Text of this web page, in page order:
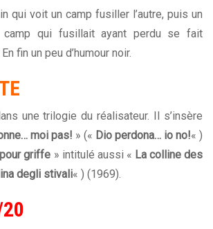
qui voit un camp fusiller l’autre, puis un
camp qui fusillait ayant perdu se fait
fin un peu d’humour noir.
une trilogie du réalisateur. Il s’insère
moi pas! » (« Dio perdona… io no!« )
griffe » intitulé aussi « La colline des
degli stivali« ) (1969).